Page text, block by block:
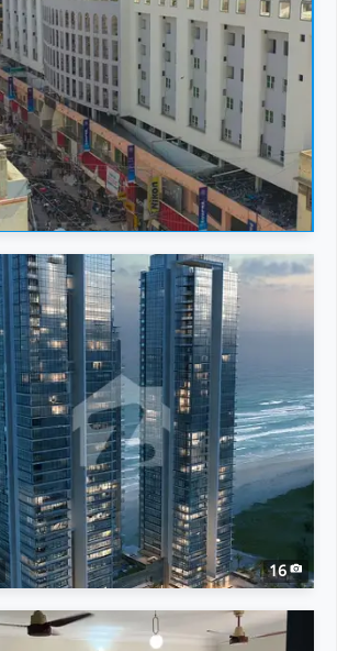
16